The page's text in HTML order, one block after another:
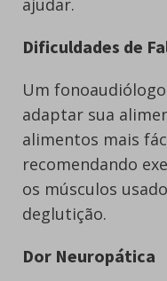
ajudar.
Dificuldades de
Um
adaptar sua
alimentos mais
recomendando
os músculos
deglutição.
Dor Neuropática